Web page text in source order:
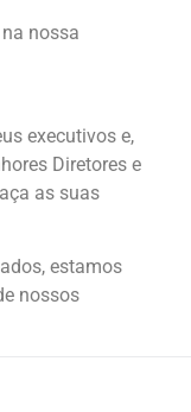
nossa
executivos e,
Diretores e
as suas
estamos
nossos